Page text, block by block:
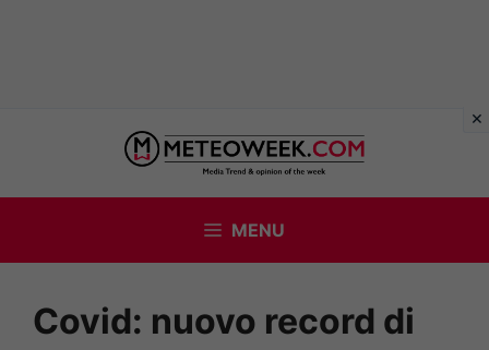
contenuto
MENU
Covid: nuovo record di